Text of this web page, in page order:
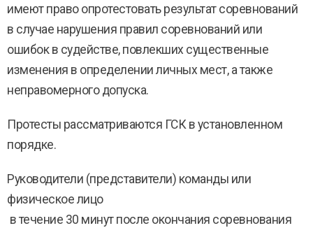
имеют право опротестовать результат соревнований
в случае нарушения правил соревнований или
ошибок в судействе, повлекших существенные
изменения в определении личных мест, а также
неправомерного допуска.
Протесты рассматриваются ГСК в установленном
порядке.
Руководители (представители) команды или
физическое лицо
в течение 30 минут после окончания соревнования